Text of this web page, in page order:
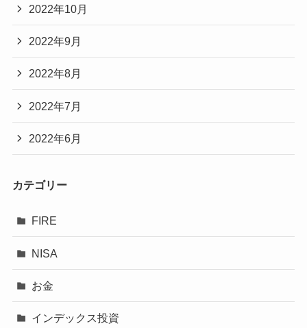
2022年10月
2022年9月
2022年8月
2022年7月
2022年6月
カテゴリー
FIRE
NISA
お金
インデックス投資